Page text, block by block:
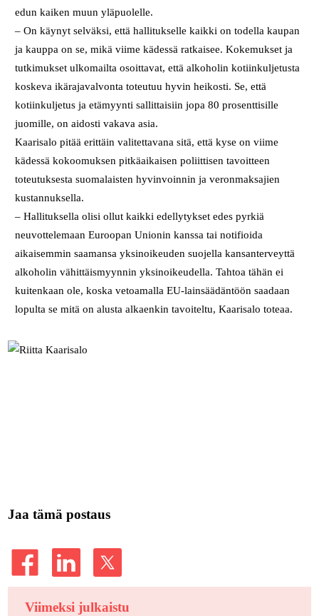
edun kaiken muun yläpuolelle.
– On käynyt selväksi, että hallitukselle kaikki on todella kaupan
ja kauppa on se, mikä viime kädessä ratkaisee. Kokemukset ja
tutkimukset ulkomailta osoittavat, että alkoholin kotiinkuljetusta
koskeva ikärajavalvonta toteutuu hyvin heikosti. Se, että
kotiinkuljetus ja etämyynti sallittaisiin jopa 80 prosenttisille
juomille, on aidosti vakava asia.
Kaarisalo pitää erittäin valitettavana sitä, että kyse on viime
kädessä kokoomuksen pitkäaikaisen poliittisen tavoitteen
toteutuksesta suomalaisten hyvinvoinnin ja veronmaksajien
kustannuksella.
– Hallituksella olisi ollut kaikki edellytykset edes pyrkiä
neuvottelemaan Euroopan Unionin kanssa tai notifioida
aikaisemmin saamansa yksinoikeuden suojella kansanterveyttä
alkoholin vähittäismyynnin yksinoikeudella. Tahtoa tähän ei
kuitenkaan ole, koska vetoamalla EU-lainsäädäntöön saadaan
lopulta se mitä on alusta alkaenkin tavoiteltu, Kaarisalo toteaa.
Jaa tämä postaus
Viimeksi julkaistu